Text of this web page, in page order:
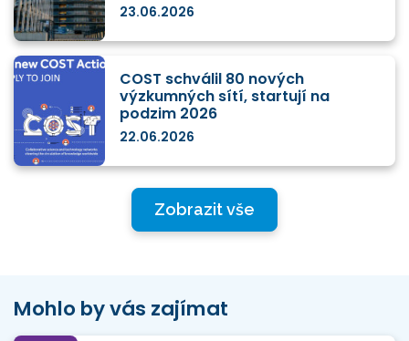
23.06.2026
COST schválil 80 nových
výzkumných sítí, startují na
podzim 2026
22.06.2026
Zobrazit vše
Mohlo by vás zajímat